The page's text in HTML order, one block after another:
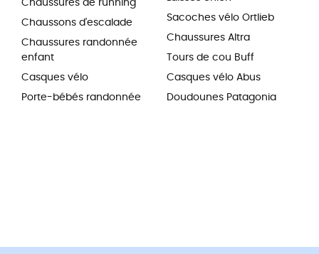
Chaussures de running
Chaussons d'escalade
Chaussures randonnée
enfant
Casques vélo
Porte-bébés randonnée
Sacoches vélo Ortlieb
Chaussures Altra
Tours de cou Buff
Casques vélo Abus
Doudounes Patagonia